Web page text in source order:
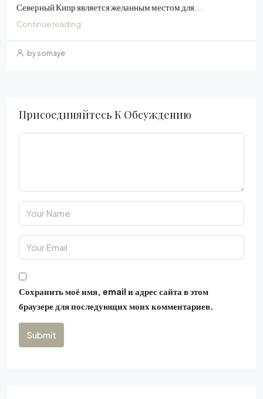
Северный Кипр является желанным местом для...
Continue reading
by somaye
Присоединяйтесь К Обсуждению
Сохранить моё имя, email и адрес сайта в этом
браузере для последующих моих комментариев.
Submit